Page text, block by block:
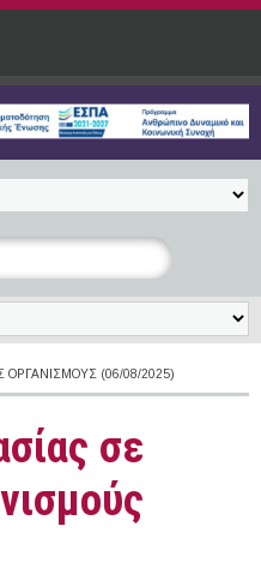
ΟΡΓΑΝΙΣΜΟΎΣ (06/08/2025)
σε